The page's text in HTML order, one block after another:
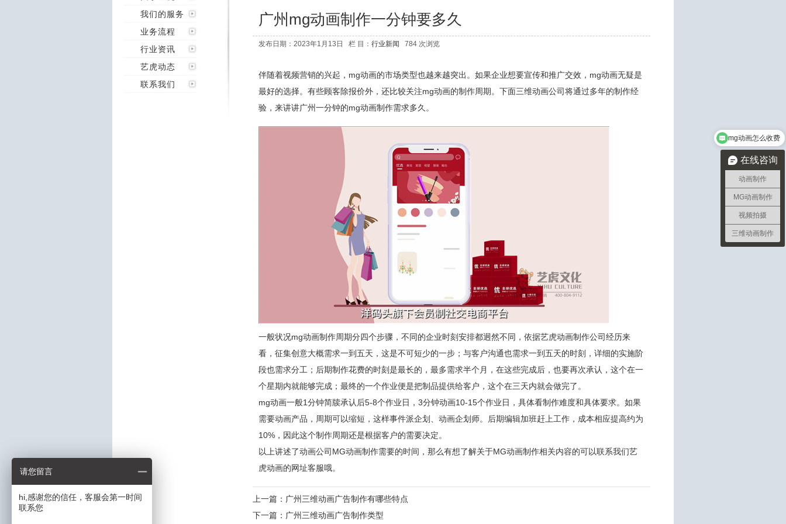
我们的服务
业务流程
行业资讯
艺虎动态
联系我们
广州mg动画制作一分钟要多久
发布日期：2023年1月13日 栏 目： 行业新闻 784 次浏览
伴随着视频营销的兴起，mg动画的市场类型也越来越突出。如果企业想要宣传和推广交效，mg动画无疑是
最好的选择。有些顾客除报价外，还比较关注mg动画的制作周期。下面三维动画公司将通过多年的制作经
验，来讲讲广州一分钟的mg动画制作需求多久。
一般状况mg动画制作周期分四个步骤，不同的企业时刻安排都迥然不同，依据艺虎动画制作公司经历来
看，征集创意大概需求一到五天，这是不可短少的一步；与客户沟通也需求一到五天的时刻，详细的实施阶
段也需求分工；后期制作花费的时刻是最长的，最多需求半个月，在这些完成后，也要再次承认，这个在一
个星期内就能够完成；最终的一个作业便是把制品提供给客户，这个在三天内就会做完了。
mg动画一般1分钟简牍承认后5-8个作业日，3分钟动画10-15个作业日，具体看制作难度和具体要求。如果
需要动画产品，周期可以缩短，这样事件派企划、动画企划师。后期编辑加班赶上工作，成本相应提高约为
10%，因此这个制作周期还是根据客户的需要决定。
以上讲述了动画公司MG动画制作需要的时间，那么有想了解关于MG动画制作相关内容的可以联系我们艺
虎动画的网址客服哦。
上一篇： 广州三维动画广告制作有哪些特点
下一篇： 广州三维动画广告制作类型
在线咨询
动画制作
MG动画制作
视频拍摄
三维动画制作
mg动画怎么收费
请您留言
hi,感谢您的信任，客服会第一时间
联系您